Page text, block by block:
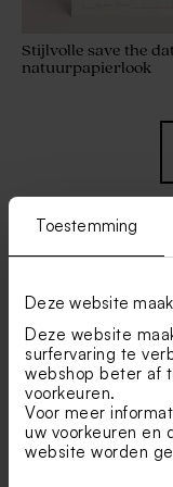
Toestemming
Deze website
Deze website
surfervaring te
webshop beter af
voorkeuren.
Voor meer
uw voorkeuren en
website worden
Stijlvolle save the
natuurpapierlook
Kubusdoosje in
natuurpapierlook
en namen
Vind je